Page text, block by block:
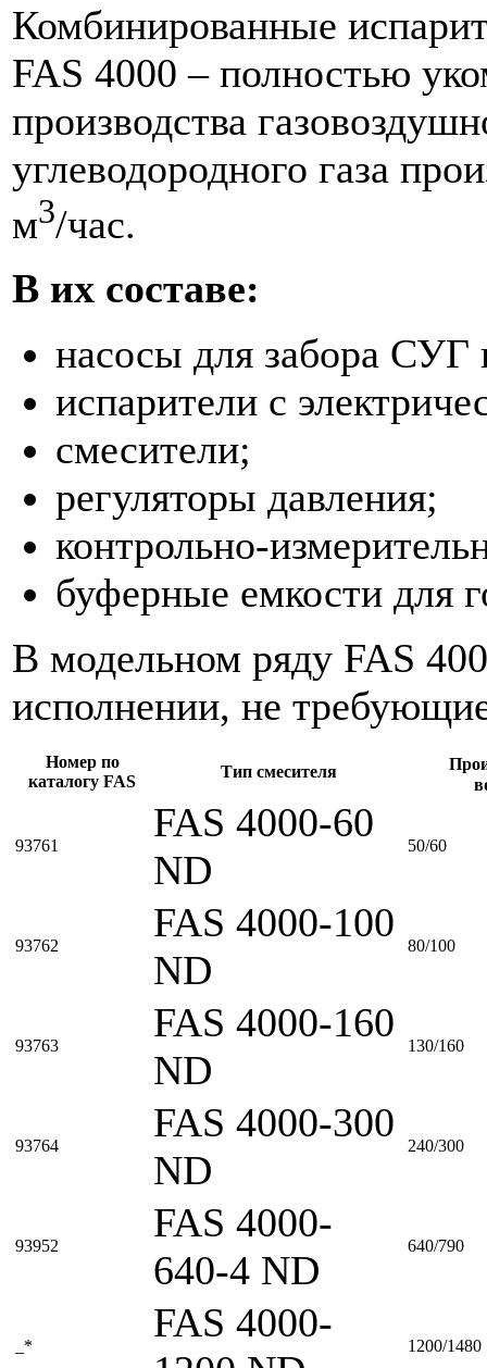
Комбинированные
FAS 4000 – полностью
производства
углеводородного газа
м3/час.
В их составе:
насосы для забора СУГ
испарители с
смесители;
регуляторы давления;
контрольно-
буферные емкости для
В модельном ряду FAS
исполнении, не
Номер по
каталогу FAS
Тип смесителя
93761
FAS 4000-60
ND
50/60
93762
FAS 4000-100
ND
80/100
93763
FAS 4000-160
ND
130/160
93764
FAS 4000-300
ND
240/300
93952
FAS 4000-
640-4 ND
640/790
_*
FAS 4000-
1200/1480